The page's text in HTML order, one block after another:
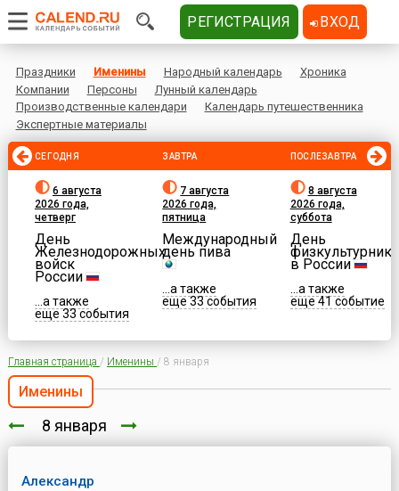
Праздники Именины Народный календарь
Хроника
Компании
Персоны
Лунный календарь
Производственные календари
Календарь путешественника
Экспертные материалы
СЕГОДНЯ
6 августа
2026 года,
четверг
День
Железнодорожных
войск
России
...а также
еще 33 события
ЗАВТРА
7 августа
2026 года,
пятница
Международный
день пива
...а также
еще 33 события
ПОСЛЕЗАВТРА
8 августа
2026 года,
суббота
День
физкультурника
в России
...а также
еще 41 событие
Главная страница / Именины / 8 января
Именины
8 января
Александр
РЕГИСТРАЦИЯ ВХОД